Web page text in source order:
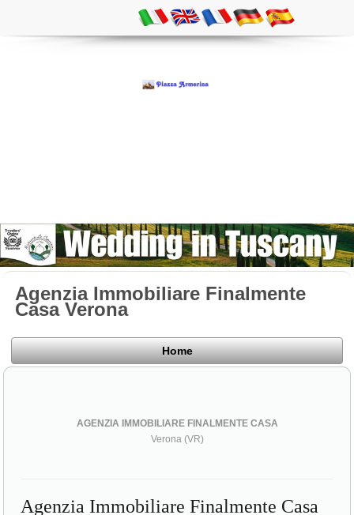
Agenzia Immobiliare Finalmente
Casa Verona
Home
AGENZIA IMMOBILIARE FINALMENTE CASA
Verona (VR)
Agenzia Immobiliare Finalmente Casa